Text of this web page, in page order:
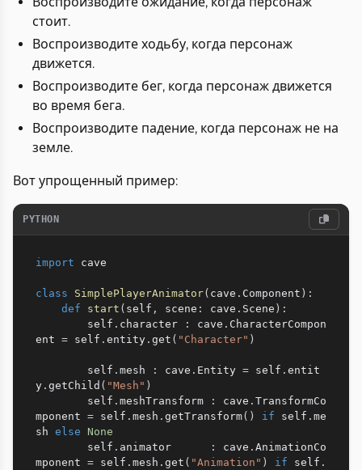
стоит.
Воспроизводите ходьбу, когда персонаж
движется.
Воспроизводите бег, когда персонаж движется
во время бега.
Воспроизводите падение, когда персонаж не на
земле.
Вот упрощенный пример:
PYTHON
import cave
class SimplePlayerAnimator( cave . Component ) :
def
start ( self , scene : cave . Scene ) :
        self
. character : cave . CharacterCompon
ent = self . entity . get ( "Character" )
        self
. mesh : cave . Entity = self . entit
y . getChild ( "Mesh" )
        self
. meshTransform : cave . TransformCo
mponent = self . mesh . getTransform( ) if self . me
sh else
None
        self
. animator : cave . AnimationCo
mponent = self . mesh . get ( "Animation" ) if self .